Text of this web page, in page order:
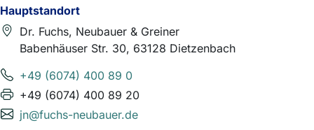
Hauptstandort
Dr. Fuchs, Neubauer & Greiner
Babenhäuser Str. 30, 63128 Dietzenbach
+49 (6074) 400 89 0
+49 (6074) 400 89 20
jn@fuchs-neubauer.de